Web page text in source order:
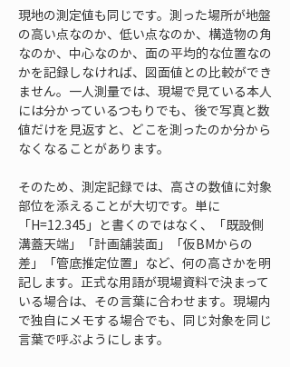
現地の測定値も同じです。測った場所が地盤
の高い点なのか、低い点なのか、構造物の角
なのか、中心なのか、面の平均的な位置なの
かを記録しなければ、図面値との比較ができ
ません。一人測量では、現場で見ている本人
には分かっているつもりでも、後で写真と数
値だけを見返すと、どこを測ったのか分から
なくなることがあります。
そのため、測定記録では、高さの数値に対象
部位を添えることが大切です。単に
「H=12.345」と書くのではなく、「既設側
溝蓋天端」「計画舗装面」「仮BMからの
差」「管底推定位置」など、何の高さかを明
記します。正式な用語が現場資料で決まって
いる場合は、その言葉に合わせます。現場内
で独自にメモする場合でも、同じ対象を同じ
言葉で呼ぶようにします。